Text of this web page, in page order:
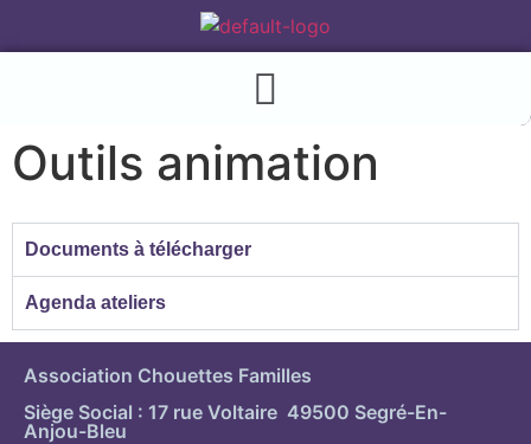
Outils animation
Documents à télécharger
Agenda ateliers
Association Chouettes Familles
Siège Social : 17 rue Voltaire 49500 Segré-En-
Anjou-Bleu